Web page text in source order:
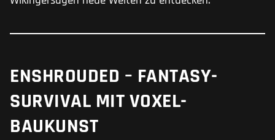
ENSHROUDED – FANTASY-
SURVIVAL MIT VOXEL-
BAUKUNST